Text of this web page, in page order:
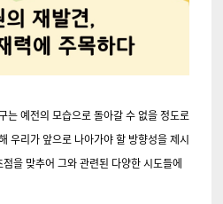
는 예전의 모습으로 돌아갈 수 없을 정도로
우리가 앞으로 나아가야 할 방향성을 제시
을 맞추어 그와 관련된 다양한 시도들에